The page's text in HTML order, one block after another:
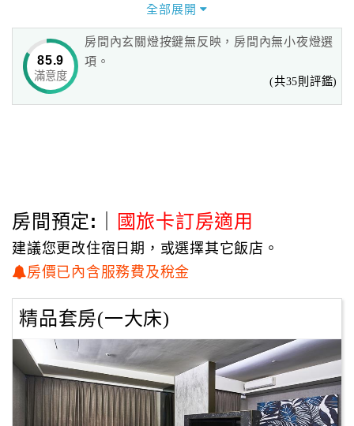
更讓多年出外打拼後回鄉的在地人，有著對家鄉不同的新詮
釋。
宮賞藝術大飯店想帶給旅人的感受，就像您選擇此行一樣，
有著對家鄉的思念、有著特殊的藝術文化、以南台灣的特色
為基礎，
全部展開
85.9
滿意度
房間內玄關燈按鍵無反映，房間內無小夜燈選
項。
(共35則評鑑)
房間預定:｜ 國旅卡訂房適用
建議您更改住宿日期，或選擇其它飯店。
房價已內含服務費及稅金
精品套房(一大床)